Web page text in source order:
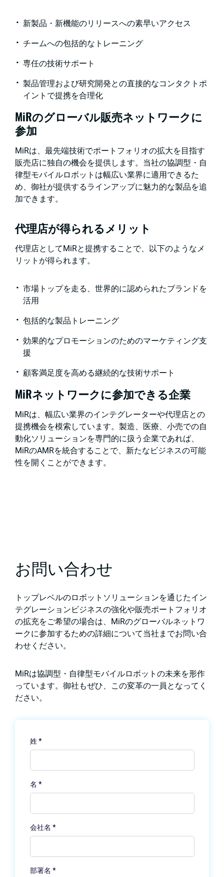
新製品・新機能のリリースへの素早いアクセス
チームへの包括的なトレーニング
専任の技術サポート
製品管理および研究開発との直接的なコンタクトポ
イントで提携を合理化
MiRのグローバル販売ネットワークに
参加
MiRは、最先端技術でポートフォリオの拡大を目指す
販売店に独自の機会を提供します。当社の協調型・自
律型モバイルロボットは幅広い業界に適用できるた
め、御社が提供するラインアップに魅力的な製品を追
加できます。
代理店が得られるメリット
代理店としてMiRと提携することで、以下のようなメ
リットが得られます。
市場トップを走る、世界的に認められたブランドを
活用
包括的な製品トレーニング
効果的なプロモーションのためのマーケティング支
援
顧客満足度を高める継続的な技術サポート
MiRネットワークに参加できる企業
MiRは、幅広い業界のインテグレーターや代理店との
提携機会を模索しています。製造、医療、小売での自
動化ソリューションを専門的に扱う企業であれば、
MiRのAMRを統合することで、新たなビジネスの可能
性を開くことができます。
お問い合わせ
トップレベルのロボットソリューションを通じたイン
テグレーションビジネスの強化や販売ポートフォリオ
の拡充をご希望の場合は、MiRのグローバルネットワ
ークに参加するための詳細について当社までお問い合
わせください。
MiRは協調型・自律型モバイルロボットの未来を形作
っています。御社もぜひ、この変革の一員となってく
ださい。